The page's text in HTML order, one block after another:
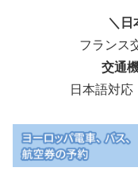
＼日
フランス
交通
日本語対